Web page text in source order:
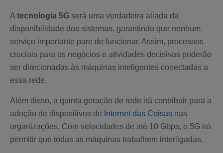
A tecnologia 5G será uma verdadeira aliada da
disponibilidade dos sistemas, garantindo que nenhum
serviço importante pare de funcionar. Assim, processos
cruciais para os negócios e atividades decisivas poderão
ser direcionadas às máquinas inteligentes conectadas a
essa rede.
Além disso, a quinta geração de rede irá contribuir para a
adoção de dispositivos de Internet das Coisas nas
organizações. Com velocidades de até 10 Gbps, o 5G irá
permitir que todas as máquinas trabalhem interligadas.